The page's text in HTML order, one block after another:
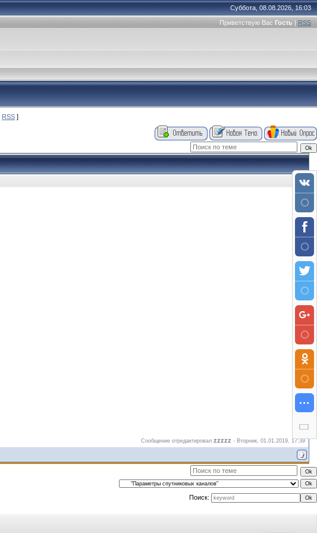
Суббота, 08.08.2026, 16:03
Приветствую Вас Гость | RSS
RSS ]
Сообщение отредактировал zzzzz - Вторник, 01.01.2019, 17:39
Поиск: